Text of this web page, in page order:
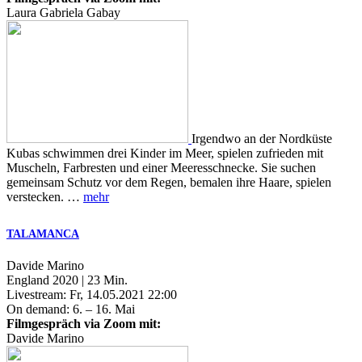
Laura Gabriela Gabay
Irgendwo an der Nordküste
Kubas schwimmen drei Kinder im Meer, spielen zufrieden mit
Muscheln, Farbresten und einer Meeresschnecke. Sie suchen
gemeinsam Schutz vor dem Regen, bemalen ihre Haare, spielen
verstecken. … mehr
TALAMANCA
Davide Marino
England 2020 | 23 Min.
Livestream: Fr, 14.05.2021 22:00
On demand: 6. – 16. Mai
Filmgespräch via Zoom mit:
Davide Marino